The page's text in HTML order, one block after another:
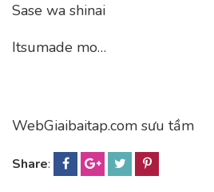
Sase wa shinai
Itsumade mo…
WebGiaibaitap.com sưu tầm
Share: